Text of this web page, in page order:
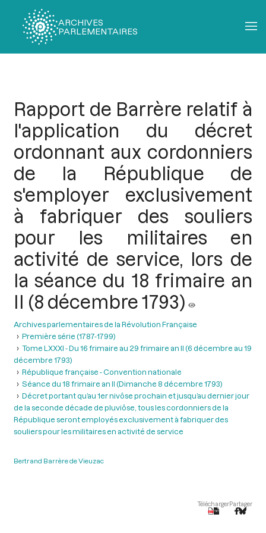
ARCHIVES
PARLEMENTAIRES
Rapport de Barrère relatif à
l'application du décret
ordonnant aux cordonniers
de la République de
s'employer exclusivement
à fabriquer des souliers
pour les militaires en
activité de service, lors de
la séance du 18 frimaire an
II (8 décembre 1793)
Archives parlementaires de la Révolution Française
Première série (1787-1799)
Tome LXXXI - Du 16 frimaire au 29 frimaire an II (6 décembre au 19
décembre 1793)
République française - Convention nationale
Séance du 18 frimaire an II (Dimanche 8 décembre 1793)
Décret portant qu’au 1er nivôse prochain et jusqu’au dernier jour
de la seconde décade de pluviôse, tous les cordonniers de la
République seront employés exclusivement à fabriquer des
souliers pour les militaires en activité de service
Bertrand Barrère de Vieuzac
TéléchargerPartager